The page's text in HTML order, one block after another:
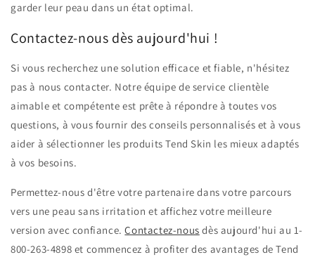
garder leur peau dans un état optimal.
Contactez-nous dès aujourd'hui !
Si vous recherchez une solution efficace et fiable, n'hésitez
pas à nous contacter. Notre équipe de service clientèle
aimable et compétente est prête à répondre à toutes vos
questions, à vous fournir des conseils personnalisés et à vous
aider à sélectionner les produits Tend Skin les mieux adaptés
à vos besoins.
Permettez-nous d'être votre partenaire dans votre parcours
vers une peau sans irritation et affichez votre meilleure
version avec confiance.Contactez-nous dès aujourd'hui au 1-
800-263-4898 et commencez à profiter des avantages de Tend